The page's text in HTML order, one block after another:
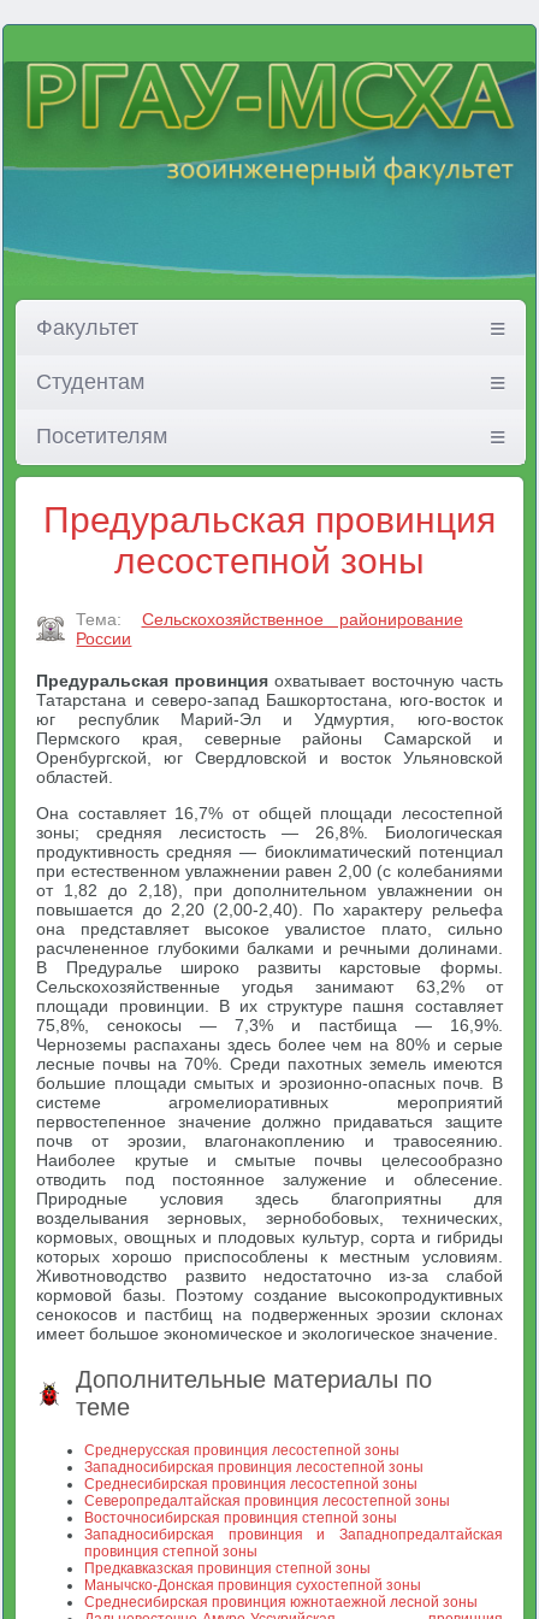
Факультет
Студентам
Посетителям
Предуральская провинция
лесостепной зоны
Тема:
Сельскохозяйственное районирование
России
Предуральская провинция охватывает восточную часть
Татарстана и северо-запад Башкортостана, юго-восток и
юг республик Марий-Эл и Удмуртия, юго-восток
Пермского края, северные районы Самарской и
Оренбургской, юг Свердловской и восток Ульяновской
областей.
Она составляет 16,7% от общей площади лесостепной
зоны; средняя лесистость — 26,8%. Биологическая
продуктивность средняя — биоклиматический потенциал
при естественном увлажнении равен 2,00 (с колебаниями
от 1,82 до 2,18), при дополнительном увлажнении он
повышается до 2,20 (2,00-2,40). По характеру рельефа
она представляет высокое увалистое плато, сильно
расчлененное глубокими балками и речными долинами.
В Предуралье широко развиты карстовые формы.
Сельскохозяйственные угодья занимают 63,2% от
площади провинции. В их структуре пашня составляет
75,8%, сенокосы — 7,3% и пастбища — 16,9%.
Черноземы распаханы здесь более чем на 80% и серые
лесные почвы на 70%. Среди пахотных земель имеются
большие площади смытых и эрозионно-опасных почв. В
системе агромелиоративных мероприятий
первостепенное значение должно придаваться защите
почв от эрозии, влагонакоплению и травосеянию.
Наиболее крутые и смытые почвы целесообразно
отводить под постоянное залужение и облесение.
Природные условия здесь благоприятны для
возделывания зерновых, зернобобовых, технических,
кормовых, овощных и плодовых культур, сорта и гибриды
которых хорошо приспособлены к местным условиям.
Животноводство развито недостаточно из-за слабой
кормовой базы. Поэтому создание высокопродуктивных
сенокосов и пастбищ на подверженных эрозии склонах
имеет большое экономическое и экологическое значение.
Дополнительные материалы по
теме
Среднерусская провинция лесостепной зоны
Западносибирская провинция лесостепной зоны
Среднесибирская провинция лесостепной зоны
Северопредалтайская провинция лесостепной зоны
Восточносибирская провинция степной зоны
Западносибирская провинция и Западнопредалтайская
провинция степной зоны
Предкавказская провинция степной зоны
Манычско-Донская провинция сухостепной зоны
Среднесибирская провинция южнотаежной лесной зоны